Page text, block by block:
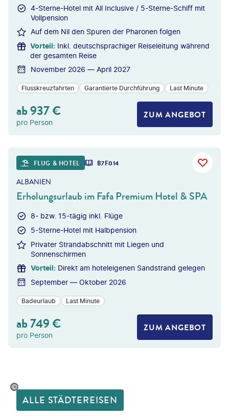
4-Sterne-Hotel mit All Inclusive / 5-Sterne-Schiff mit
Vollpension
Auf dem Nil den Spuren der Pharonen folgen
Vorteil: Inkl. deutschsprachiger Reiseleitung während
der gesamten Reise
November 2026 — April 2027
Flusskreuzfahrten Garantierte Durchführung Last Minute
ab937€
pro Person
ZUM ANGEBOT
FLUG & HOTEL B7F014
ALBANIEN
Erholungsurlaub im Fafa Premium Hotel & SPA
8- bzw. 15-tägig inkl. Flüge
5-Sterne-Hotel mit Halbpension
Privater Strandabschnitt mit Liegen und
Sonnenschirmen
Vorteil: Direkt am hoteleigenen Sandstrand gelegen
September — Oktober 2026
Badeurlaub Last Minute
ab749€
pro Person
ZUM ANGEBOT
gty
ALLE STÄDTEREISEN